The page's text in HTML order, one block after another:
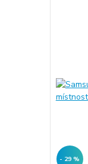
- 29 %